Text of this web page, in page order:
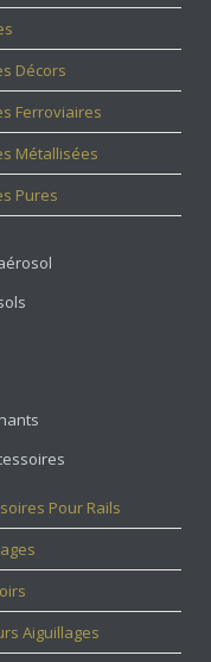
Décors
Ferroviaires
Métallisées
Pures
Pour Rails
Aiguillages